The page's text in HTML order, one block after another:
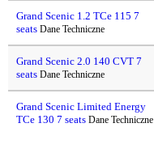
Grand Scenic 1.2 TCe 115 7
seats Dane Techniczne
Grand Scenic 2.0 140 CVT 7
seats Dane Techniczne
Grand Scenic Limited Energy
TCe 130 7 seats Dane Techniczne